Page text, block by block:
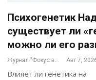
Психогенетик
существует ли
можно ли его
Журнал "Фокус внимания" Авг 7,
Влияет ли генетика на